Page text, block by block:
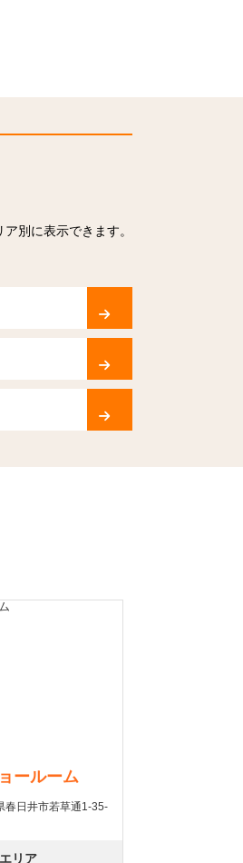
別に表示できます。
ールーム
日井市若草通1-35-
リア